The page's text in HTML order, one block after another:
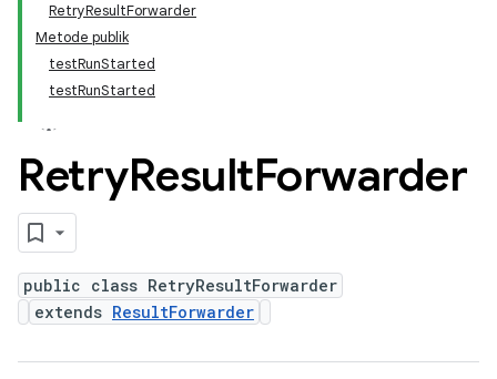
RetryResultForwarder
Metode publik
testRunStarted
testRunStarted
RetryResultForwarder
public class RetryResultForwarder
extends ResultForwarder